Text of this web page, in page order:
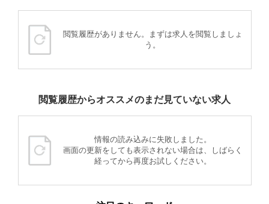
閲覧履歴がありません。まずは求人を閲覧しましょ
う。
閲覧履歴からオススメのまだ見ていない求人
情報の読み込みに失敗しました。
画面の更新をしても表示されない場合は、しばらく
経ってから再度お試しください。